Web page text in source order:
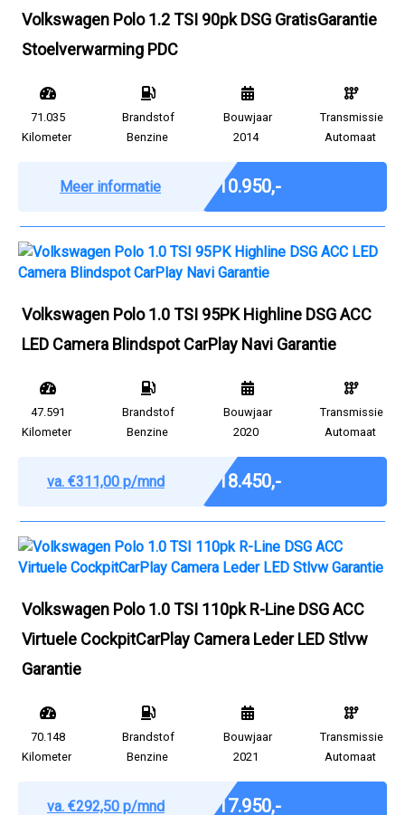
Volkswagen Polo 1.2 TSI 90pk DSG GratisGarantie
Stoelverwarming PDC
71.035
Kilometer
Brandstof
Benzine
Bouwjaar
2014
Transmissie
Automaat
Meer informatie € 10.950,-
Volkswagen Polo 1.0 TSI 95PK Highline DSG ACC
LED Camera Blindspot CarPlay Navi Garantie
47.591
Kilometer
Brandstof
Benzine
Bouwjaar
2020
Transmissie
Automaat
va. €311,00 p/mnd € 18.450,-
Volkswagen Polo 1.0 TSI 110pk R-Line DSG ACC
Virtuele CockpitCarPlay Camera Leder LED Stlvw
Garantie
70.148
Kilometer
Brandstof
Benzine
Bouwjaar
2021
Transmissie
Automaat
va. €292,50 p/mnd € 17.950,-